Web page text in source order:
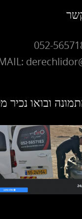
ובואו נכיר